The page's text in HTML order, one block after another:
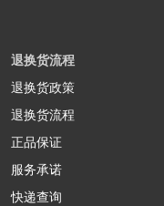
退换货流程
退换货政策
退换货流程
正品保证
服务承诺
快递查询